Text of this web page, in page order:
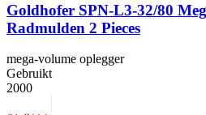
Goldhofer SPN-L3-32/80
Radmulden 2 Pieces
mega-volume oplegger
Gebruikt
2000